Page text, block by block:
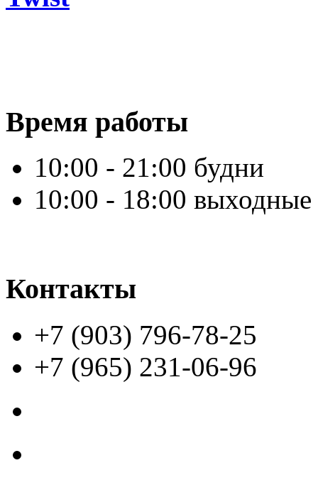
Время работы
10:00 - 21:00 будни
10:00 - 18:00 выходные
Контакты
+7 (903) 796-78-25
+7 (965) 231-06-96